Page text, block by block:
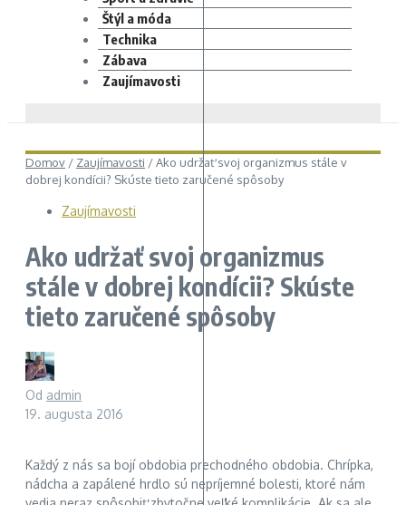
Štýl a móda
Technika
Zábava
Zaujímavosti
Domov / Zaujímavosti /Ako udržať svoj organizmus stále v
dobrej kondícii? Skúste tieto zaručené spôsoby
Zaujímavosti
Ako udržať svoj organizmus
stále v dobrej kondícii? Skúste
tieto zaručené spôsoby
Od admin
19. augusta 2016
Každý z nás sa bojí obdobia prechodného obdobia. Chrípka,
nádcha a zapálené hrdlo sú nepríjemné bolesti, ktoré nám